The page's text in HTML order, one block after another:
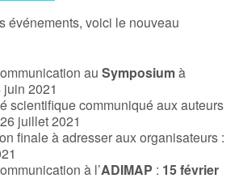
événements, voici le nouveau
au Symposiumà
2021
scientifique communiqué aux auteurs
juillet 2021
finale à adresser aux organisateurs :
à l’ADIMAP : 15 février